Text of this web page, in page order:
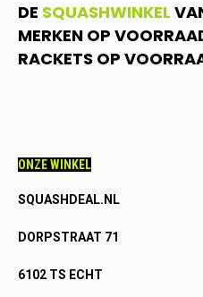
DE SQUASHWINKEL
MERKEN OP
RACKETS OP
ONZE WINKEL
SQUASHDEAL.NL
DORPSTRAAT 71
6102 TS ECHT